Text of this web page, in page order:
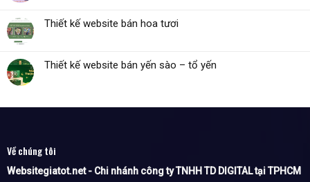
Thiết kế website bán hoa tươi
Thiết kế website bán yến sào – tổ yến
Về chúng tôi
Websitegiatot.net - Chi nhánh công ty TNHH TD DIGITAL tại TPHCM